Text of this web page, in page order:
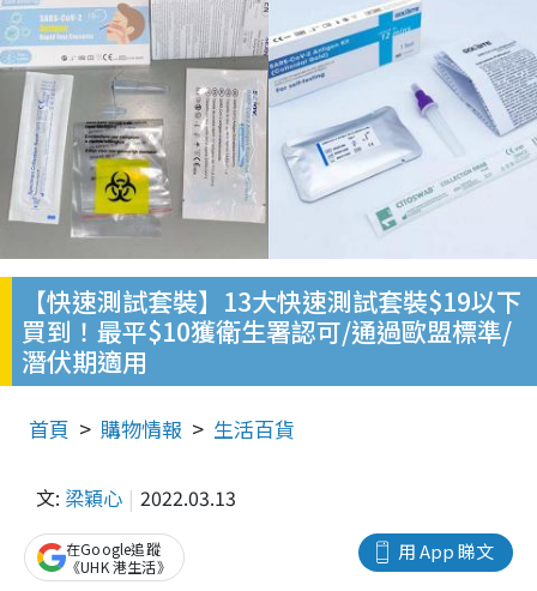
【快速測試套裝】13大快速測試套裝$19以下
買到！最平$10獲衛生署認可/通過歐盟標準/
潛伏期適用
首頁 購物情報 生活百貨
文: 梁穎心 2022.03.13
用 App 睇文
在Google追蹤
《UHK 港生活》